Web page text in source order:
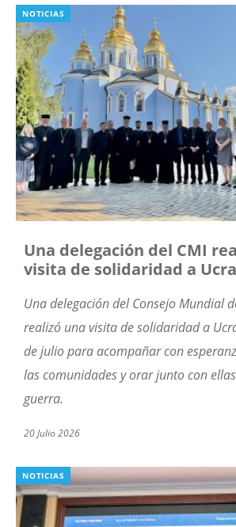
NOTICIAS
Una delegación del CMI
visita de solidaridad a
Una delegación del Consejo Mundial
realizó una visita de solidaridad a
de julio para acompañar con
las comunidades y orar junto con
guerra.
20 Julio 2026
NOTICIAS